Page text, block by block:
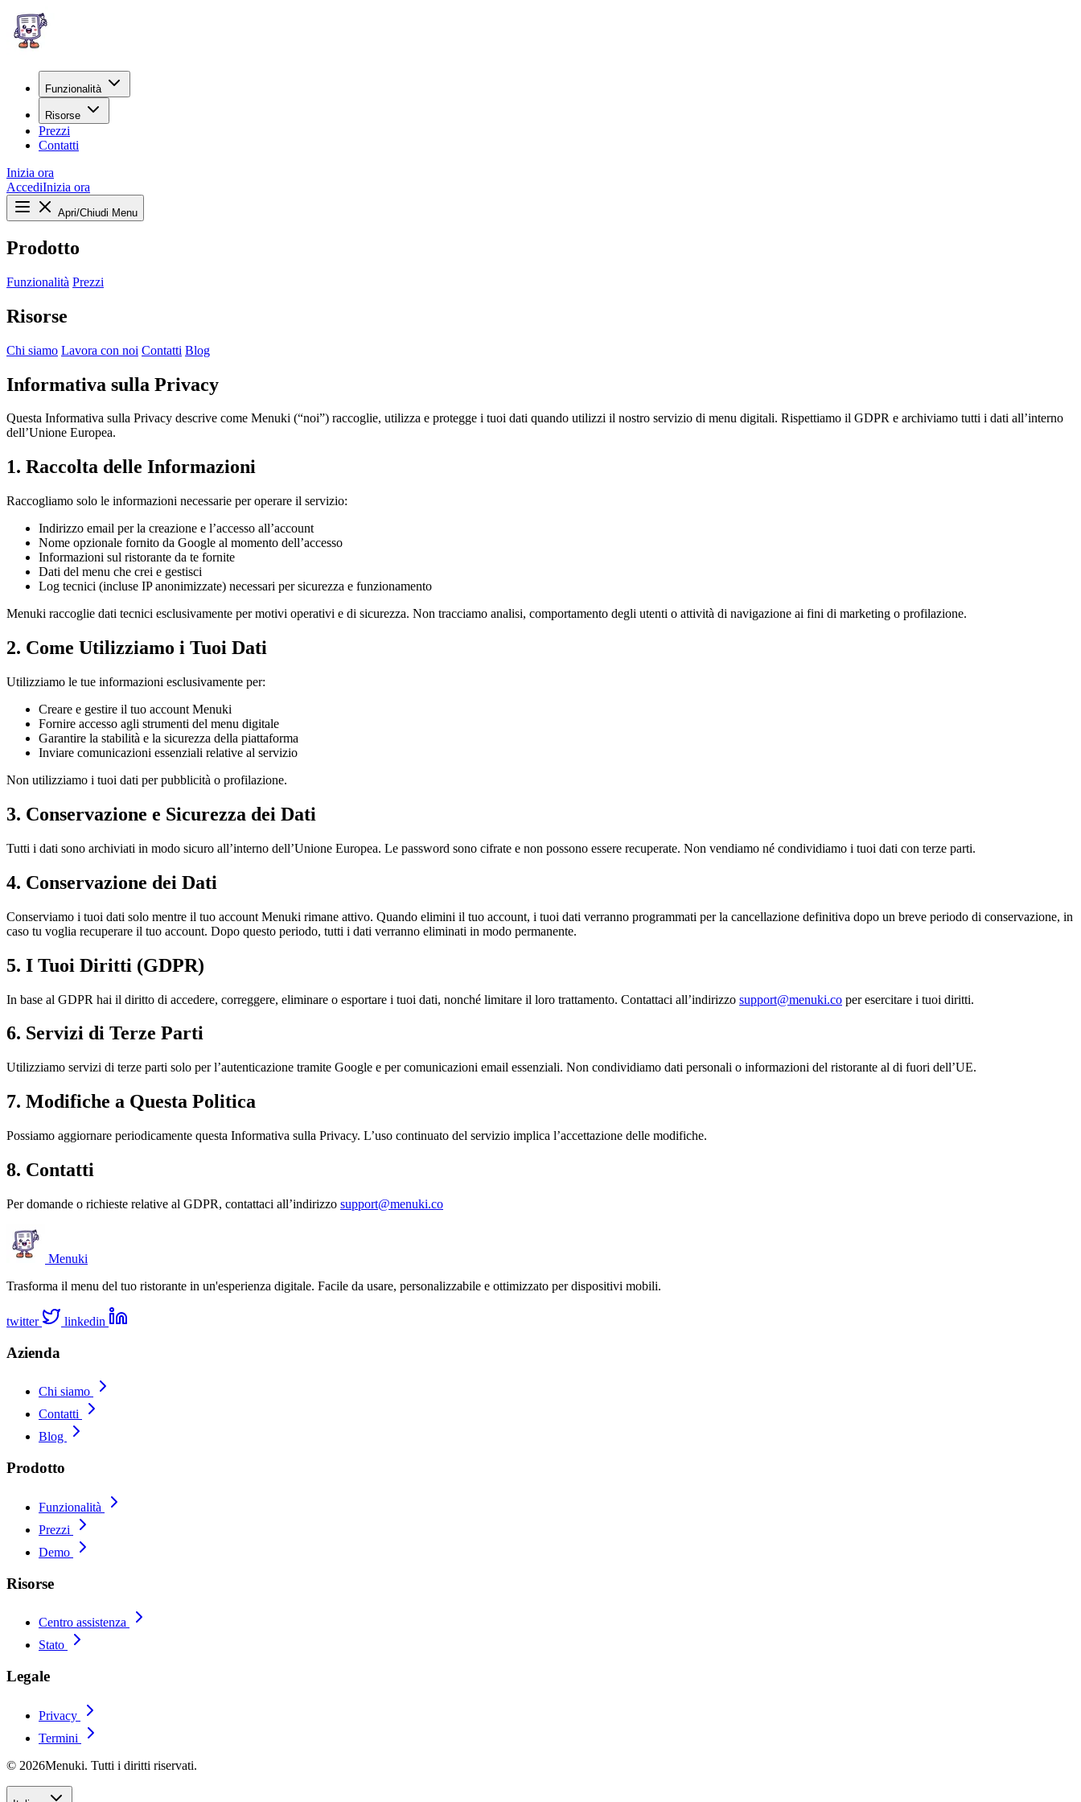
Funzionalità
Risorse
Prezzi
Contatti
Inizia ora
AccediInizia ora
Apri/Chiudi Menu
Prodotto
Funzionalità Prezzi
Risorse
Chi siamo Lavora con noi Contatti Blog
Informativa sulla Privacy
Questa Informativa sulla Privacy descrive come Menuki (“noi”) raccoglie, utilizza e protegge i tuoi dati quando utilizzi il nostro servizio di menu digitali. Rispettiamo il GDPR e archiviamo tutti i dati all’interno
dell’Unione Europea.
1. Raccolta delle Informazioni
Raccogliamo solo le informazioni necessarie per operare il servizio:
Indirizzo email per la creazione e l’accesso all’account
Nome opzionale fornito da Google al momento dell’accesso
Informazioni sul ristorante da te fornite
Dati del menu che crei e gestisci
Log tecnici (incluse IP anonimizzate) necessari per sicurezza e funzionamento
Menuki raccoglie dati tecnici esclusivamente per motivi operativi e di sicurezza. Non tracciamo analisi, comportamento degli utenti o attività di navigazione ai fini di marketing o profilazione.
2. Come Utilizziamo i Tuoi Dati
Utilizziamo le tue informazioni esclusivamente per:
Creare e gestire il tuo account Menuki
Fornire accesso agli strumenti del menu digitale
Garantire la stabilità e la sicurezza della piattaforma
Inviare comunicazioni essenziali relative al servizio
Non utilizziamo i tuoi dati per pubblicità o profilazione.
3. Conservazione e Sicurezza dei Dati
Tutti i dati sono archiviati in modo sicuro all’interno dell’Unione Europea. Le password sono cifrate e non possono essere recuperate. Non vendiamo né condividiamo i tuoi dati con terze parti.
4. Conservazione dei Dati
Conserviamo i tuoi dati solo mentre il tuo account Menuki rimane attivo. Quando elimini il tuo account, i tuoi dati verranno programmati per la cancellazione definitiva dopo un breve periodo di conservazione, in
caso tu voglia recuperare il tuo account. Dopo questo periodo, tutti i dati verranno eliminati in modo permanente.
5. I Tuoi Diritti (GDPR)
In base al GDPR hai il diritto di accedere, correggere, eliminare o esportare i tuoi dati, nonché limitare il loro trattamento. Contattaci all’indirizzo support@menuki.co per esercitare i tuoi diritti.
6. Servizi di Terze Parti
Utilizziamo servizi di terze parti solo per l’autenticazione tramite Google e per comunicazioni email essenziali. Non condividiamo dati personali o informazioni del ristorante al di fuori dell’UE.
7. Modifiche a Questa Politica
Possiamo aggiornare periodicamente questa Informativa sulla Privacy. L’uso continuato del servizio implica l’accettazione delle modifiche.
8. Contatti
Per domande o richieste relative al GDPR, contattaci all’indirizzo support@menuki.co
Menuki
Trasforma il menu del tuo ristorante in un'esperienza digitale. Facile da usare, personalizzabile e ottimizzato per dispositivi mobili.
twitter linkedin
Azienda
Chi siamo
Contatti
Blog
Prodotto
Funzionalità
Prezzi
Demo
Risorse
Centro assistenza
Stato
Legale
Privacy
Termini
© 2026Menuki. Tutti i diritti riservati.